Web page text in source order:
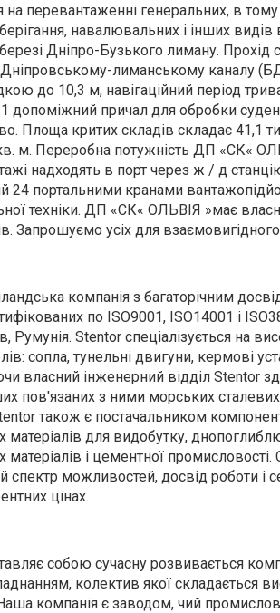
на перевантаженні генеральних, в
навалювальних і інших
Дніпро-Бузького лиману. Прохід
Дніпровському-лиманському каналу
до 10,3 м, навігаційний період
1 допоміжний причал для обробки
Площа критих складів складає 41,1
м. Переробна потужність ДП «СК«
надходять в порт через ж / д
24 портальними кранами
техніки. ДП «СК« ОЛЬВІЯ »має
Запрошуємо усіх для
компанія з багаторічним
по ISO9001, ISO14001 і
Stentor спеціалізується на
сопла, тунельні двигуни, кермові
власний інженерний відділ Stentor
пов'язаних з ними морських
також є постачальником
матеріалів для видобутку,
матеріалів і цементної
спектр можливостей, досвід роботи і
цінах.
собою сучасну розвивається
колектив якої складається
Наша компанія є заводом, чий